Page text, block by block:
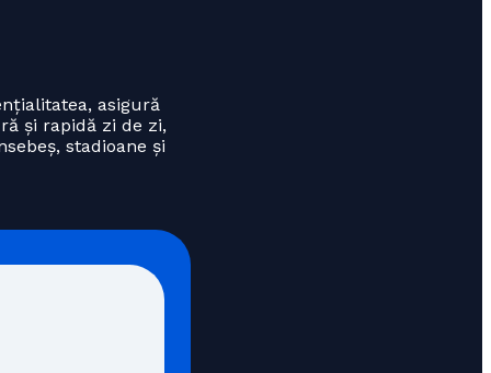
asigură
și rapidă zi de zi,
stadioane și